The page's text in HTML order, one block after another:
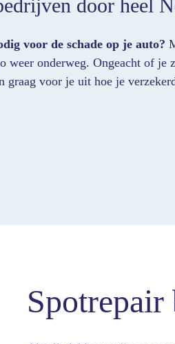
door heel
voor de schade op je auto?
weer onderweg. Ongeacht of je
graag voor je uit hoe je